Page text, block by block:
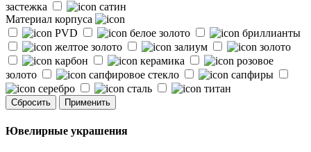
застежка
сатин
Материал корпуса
PVD
белое золото
бриллианты
желтое золото
залиум
золото
карбон
керамика
розовое
золото
сапфировое стекло
сапфиры
серебро
сталь титан
Сбросить Применить
Ювелирные украшения